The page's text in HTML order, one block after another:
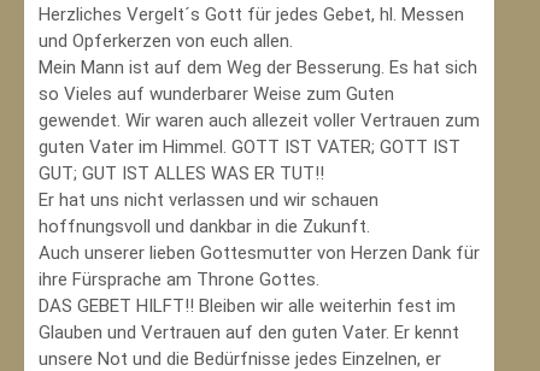
Herzliches Vergelt´s Gott für jedes Gebet, hl. Messen
und Opferkerzen von euch allen.
Mein Mann ist auf dem Weg der Besserung. Es hat sich
so Vieles auf wunderbarer Weise zum Guten
gewendet. Wir waren auch allezeit voller Vertrauen zum
guten Vater im Himmel. GOTT IST VATER; GOTT IST
GUT; GUT IST ALLES WAS ER TUT!!
Er hat uns nicht verlassen und wir schauen
hoffnungsvoll und dankbar in die Zukunft.
Auch unserer lieben Gottesmutter von Herzen Dank für
ihre Fürsprache am Throne Gottes.
DAS GEBET HILFT!! Bleiben wir alle weiterhin fest im
Glauben und Vertrauen auf den guten Vater. Er kennt
unsere Not und die Bedürfnisse jedes Einzelnen, er